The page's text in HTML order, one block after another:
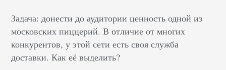
Задача: донести до аудитории ценность одной из
московских пиццерий. В отличие от многих
конкурентов, у этой сети есть своя служба
доставки. Как её выделить?